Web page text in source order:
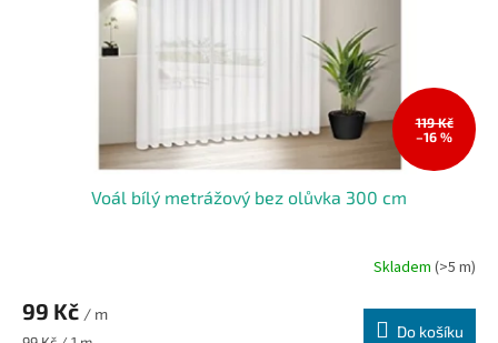
119 Kč
–16 %
Voál bílý metrážový bez olůvka 300 cm
produktu
je
Skladem(>5 m)
99 Kč / m
Do košíku